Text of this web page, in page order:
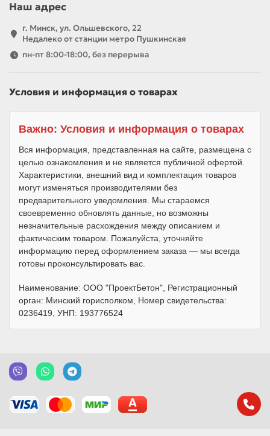
Наш адрес
г. Минск, ул. Ольшевского, 22
Недалеко от станции метро Пушкинская
пн-пт 8:00-18:00, без перерыва
Условия и информация о товарах
Важно: Условия и информация о товарах
Вся информация, представленная на сайте, размещена с
целью ознакомления и не является публичной офертой.
Характеристики, внешний вид и комплектация товаров
могут изменяться производителями без
предварительного уведомления. Мы стараемся
своевременно обновлять данные, но возможны
незначительные расхождения между описанием и
фактическим товаром. Пожалуйста, уточняйте
информацию перед оформлением заказа — мы всегда
готовы проконсультировать вас.
Наименование: ООО "ПроектБетон", Регистрационный
орган: Минский горисполком, Номер свидетельства:
0236419, УНП: 193776524